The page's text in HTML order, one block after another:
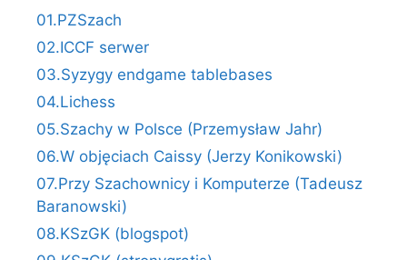
01.PZSzach
02.ICCF serwer
03.Syzygy endgame tablebases
04.Lichess
05.Szachy w Polsce (Przemysław Jahr)
06.W objęciach Caissy (Jerzy Konikowski)
07.Przy Szachownicy i Komputerze (Tadeusz
Baranowski)
08.KSzGK (blogspot)